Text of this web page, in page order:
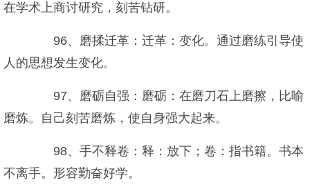
在学术上商讨研究，刻苦钻研。
96、磨揉迁革：迁革：变化。通过磨练引导使
人的思想发生变化。
97、磨砺自强：磨砺：在磨刀石上磨擦，比喻
磨炼。自己刻苦磨炼，使自身强大起来。
98、手不释卷：释：放下；卷：指书籍。书本
不离手。形容勤奋好学。